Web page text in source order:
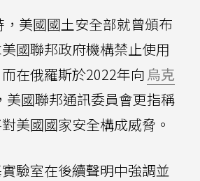
美國國土安全部就曾頒布
國聯邦政府機構禁止使用
在俄羅斯於2022年向 烏克
美國聯邦通訊委員會更指稱
美國國家安全構成威脅。
驗室在後續聲明中強調並